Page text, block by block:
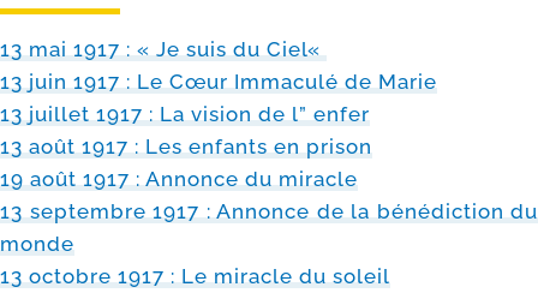
13 mai 1917 : « Je suis du Ciel«
13 juin 1917 : Le Cœur Immaculé de Marie
13 juillet 1917 : La vision de l” enfer
13 août 1917 : Les enfants en pri­son
19 août 1917 : Annonce du miracle
13 sep­tembre 1917 : Annonce de la béné­dic­tion du
monde
13 octobre 1917 : Le miracle du soleil